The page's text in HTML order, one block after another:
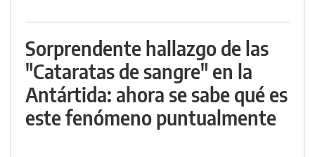
Sorprendente hallazgo de las
"Cataratas de sangre" en la
Antártida: ahora se sabe qué es
este fenómeno puntualmente